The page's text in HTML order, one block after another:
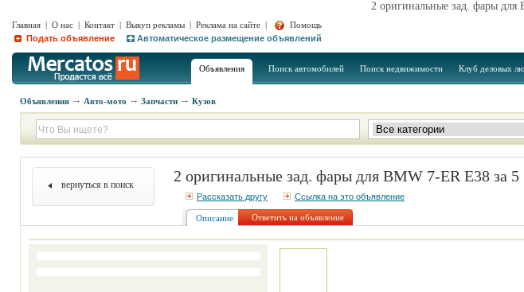
2 оригинальные зад. фары для
Главная | О нас | Контакт | Выкуп рекламы | Реклама на сайте |
Помощь
Подать объявление
Автоматическое размещение объявлений
Объявления Поиск автомобилей Поиск недвижимости Клуб деловых
Объявления Авто-мото Запчасти Кузов
вернуться в поиск 2 оригинальные зад. фары для BMW 7-ER E38 за 5
Рассказать другу Ссылка на это объявление
Описание Ответить на объявление